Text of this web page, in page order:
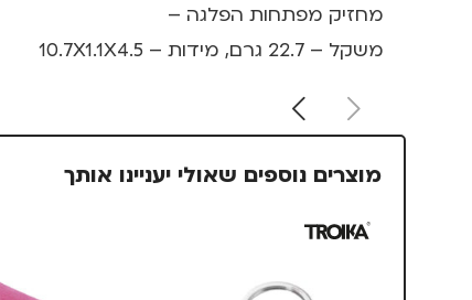
מחזיק מפתחות הפלגה –
משקל – 22.7 גרם, מידות – 10.7X1.1X4.5
מוצרים נוספים שאולי יעניינו אותך